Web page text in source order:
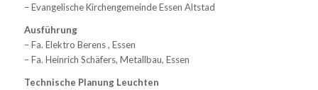
– Evangelische Kirchengemeinde Essen Altstad
Ausführung
– Fa. Elektro Berens , Essen
– Fa. Heinrich Schäfers, Metallbau, Essen
Technische Planung Leuchten